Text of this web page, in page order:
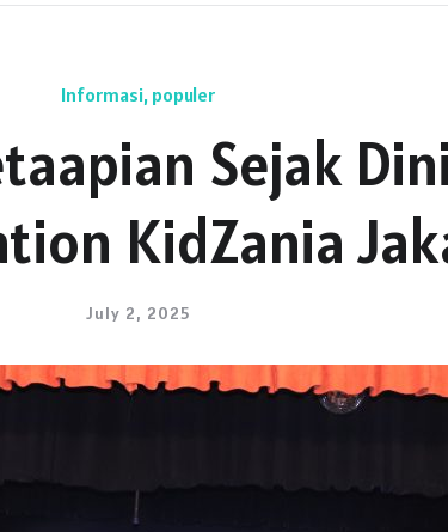
Informasi, populer
Sejak
KidZania
July 2, 2025